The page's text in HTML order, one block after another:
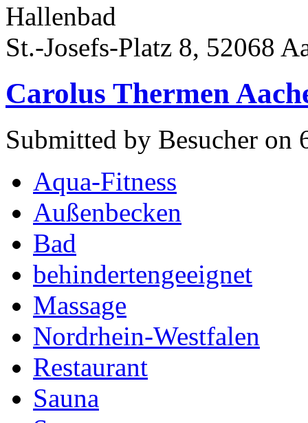
Hallenbad
St.-Josefs-Platz 8, 52068
Carolus Thermen
Submitted by Besucher on
Aqua-Fitness
Außenbecken
Bad
behindertengeeignet
Massage
Nordrhein-Westfalen
Restaurant
Sauna